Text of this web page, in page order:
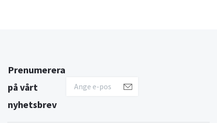
Prenumerera
på vårt
nyhetsbrev